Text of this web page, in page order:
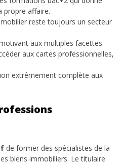
propre affaire.
reste toujours un secteur
aux multiples facettes.
aux cartes professionnelles,
extrêmement complète aux
de former des spécialistes de la
biens immobiliers. Le titulaire